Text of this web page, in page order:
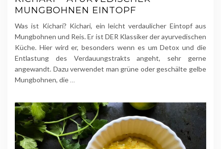
MUNGBOHNEN EINTOPF
Was ist Kichari? Kichari, ein leicht verdaulicher Eintopf aus
Mungbohnen und Reis. Er ist DER Klassiker der ayurvedischen
Küche. Hier wird er, besonders wenn es um Detox und die
Entlastung des Verdauungstrakts angeht, sehr gerne
angewandt. Dazu verwendet man grüne oder geschälte gelbe
Mungbohnen, die …